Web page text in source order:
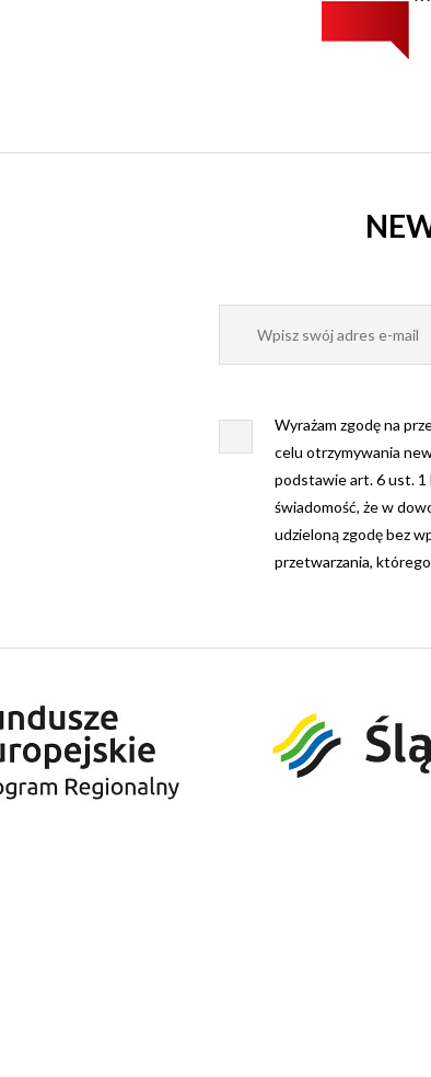
Wyrażam zgodę na
celu otrzymywania
podstawie art. 6 ust. 1
świadomość, że w
udzieloną zgodę bez
przetwarzania,